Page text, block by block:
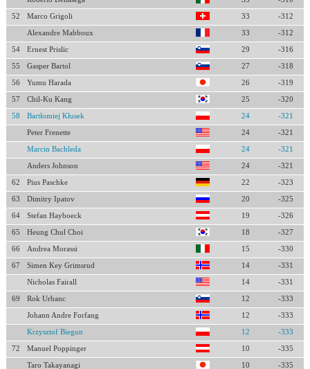
52 Marco Grigoli 33 -312
Alexandre Mabboux 33 -312
54 Ernest Prislic 29 -316
55 Gasper Bartol 27 -318
56 Yumu Harada 26 -319
57 Chil-Ku Kang 25 -320
58 Bartłomiej Kłusek 24 -321
Peter Frenette 24 -321
Marcin Bachleda 24 -321
Anders Johnson 24 -321
62 Pius Paschke 22 -323
63 Dimitry Ipatov 20 -325
64 Stefan Hayboeck 19 -326
65 Heung Chul Choi 18 -327
66 Andrea Morassi 15 -330
67 Simen Key Grimsrud 14 -331
Nicholas Fairall 14 -331
69 Rok Urbanc 12 -333
Johann Andre Forfang 12 -333
Krzysztof Biegun 12 -333
72 Manuel Poppinger 10 -335
Taro Takayanagi 10 -335